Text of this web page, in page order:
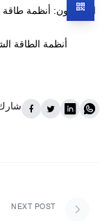
الكاميرون: أنظمة
أنظمة الطاقة
NEXT POST